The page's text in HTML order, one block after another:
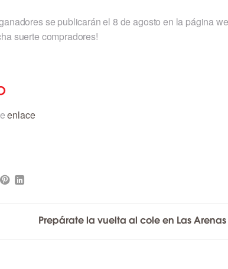
se publicarán el 8 de agosto en la página
suerte compradores!
enlace
Prepárate la vuelta al cole en Las Arenas